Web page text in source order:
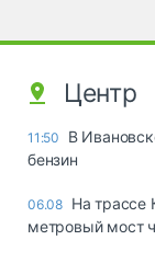
Центр
11:50
В
бензин
06.08 На трассе
метровый мост